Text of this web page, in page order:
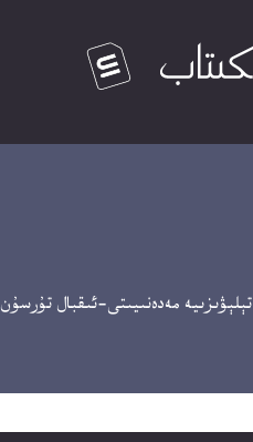
مەدەنىيىتى-ئىقبال تۇرسۇن